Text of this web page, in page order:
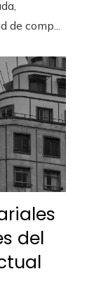
comp...
del